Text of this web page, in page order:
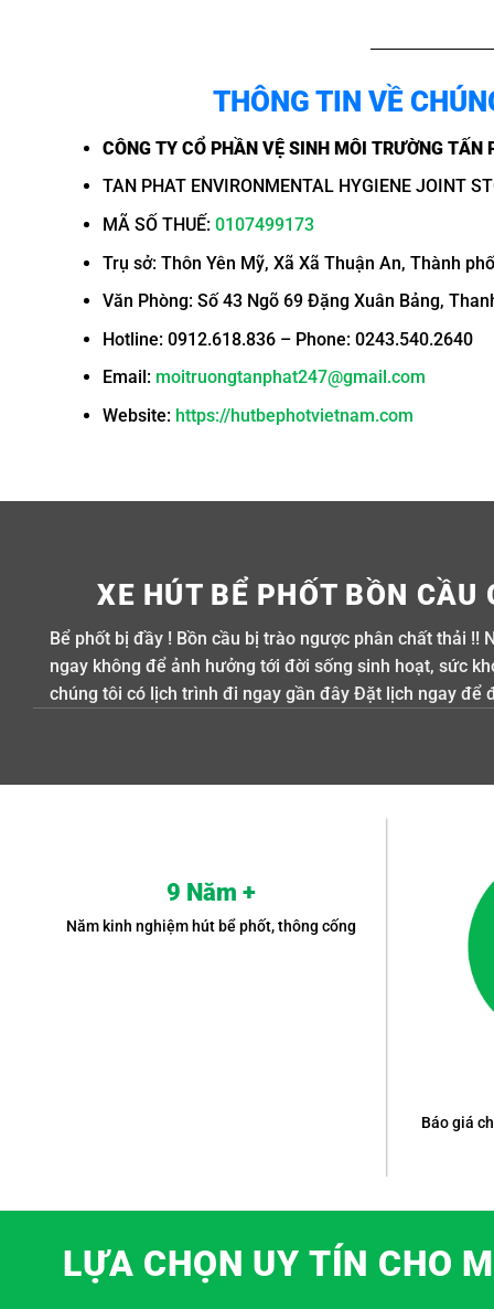
THÔNG TIN VỀ
CÔNG TY CỔ PHẦN VỆ SINH MÔI TRƯỜNG TẤN
TAN PHAT ENVIRONMENTAL HYGIENE JOINT
MÃ SỐ THUẾ: 0107499173
Trụ sở: Thôn Yên Mỹ, Xã Xã Thuận An, Thành
Văn Phòng: Số 43 Ngõ 69 Đặng Xuân Bảng,
Hotline: 0912.618.836 – Phone: 0243.540.2640
Email: moitruongtanphat247@gmail.com
Website: https://hutbephotvietnam.com
XE HÚT BỂ PHỐT BỒN
Bể phốt bị đầy ! Bồn cầu bị trào ngược phân chất thải !!
ngay không để ảnh hưởng tới đời sống sinh hoạt, sức
chúng tôi có lịch trình đi ngay gần đây Đặt lịch ngay để
9 Năm +
Năm kinh nghiệm hút bể phốt, thông cống
Báo giá
LỰA CHỌN UY TÍN CHO